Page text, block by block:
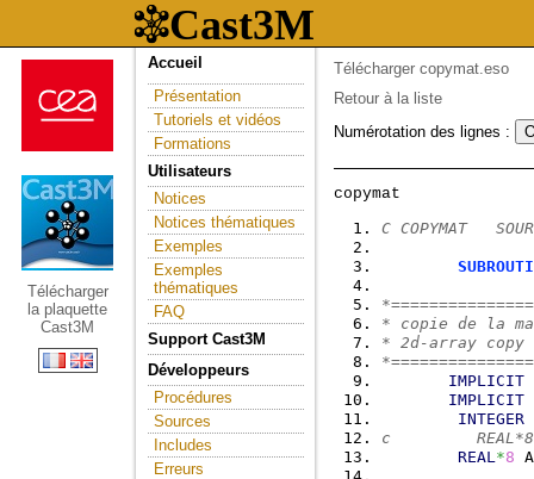
Télécharger
la plaquette
Cast3M
Accueil
Présentation
Tutoriels et vidéos
Formations
Utilisateurs
Notices
Notices thématiques
Exemples
Exemples
thématiques
FAQ
Support Cast3M
Développeurs
Procédures
Sources
Includes
Erreurs
Télécharger copymat.eso
Retour à la liste
Numérotation des lignes :
C COPYMAT
* copie de la
* 2d-array
IMPLICIT
IMPLICIT
INTEGER
c         REAL*8
REAL *8 A